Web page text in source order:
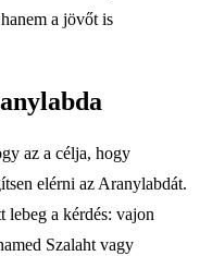
a jövőt is
az a célja, hogy
elérni az Aranylabdát.
lebeg a kérdés: vajon
Szalaht vagy